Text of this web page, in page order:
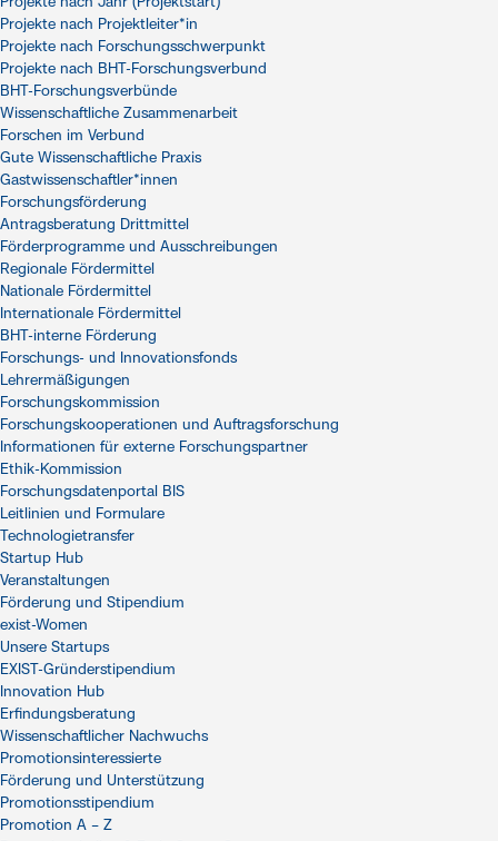
Projekte nach Jahr (Projektstart)
Projekte nach Projektleiter*in
Projekte nach Forschungsschwerpunkt
Projekte nach BHT-Forschungsverbund
BHT-Forschungsverbünde
Wissenschaftliche Zusammenarbeit
Forschen im Verbund
Gute Wissenschaftliche Praxis
Gastwissenschaftler*innen
Forschungsförderung
Antragsberatung Drittmittel
Förderprogramme und Ausschreibungen
Regionale Fördermittel
Nationale Fördermittel
Internationale Fördermittel
BHT-interne Förderung
Forschungs- und Innovationsfonds
Lehrermäßigungen
Forschungskommission
Forschungskooperationen und Auftragsforschung
Informationen für externe Forschungspartner
Ethik-Kommission
Forschungsdatenportal BIS
Leitlinien und Formulare
Technologietransfer
Startup Hub
Veranstaltungen
Förderung und Stipendium
exist-Women
Unsere Startups
EXIST-Gründerstipendium
Innovation Hub
Erfindungsberatung
Wissenschaftlicher Nachwuchs
Promotionsinteressierte
Förderung und Unterstützung
Promotionsstipendium
Promotion A – Z